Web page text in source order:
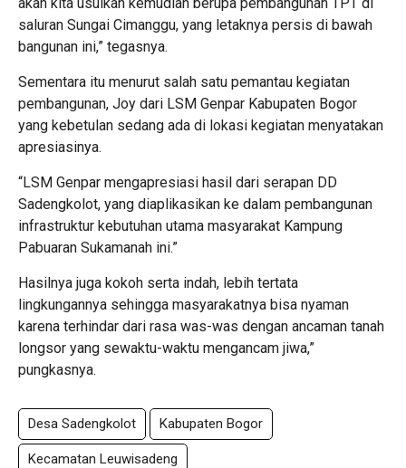
saluran Sungai Cimanggu, yang letaknya persis di bawah
bangunan ini,” tegasnya.
Sementara itu menurut salah satu pemantau kegiatan
pembangunan, Joy dari LSM Genpar Kabupaten Bogor
yang kebetulan sedang ada di lokasi kegiatan menyatakan
apresiasinya.
“LSM Genpar mengapresiasi hasil dari serapan DD
Sadengkolot, yang diaplikasikan ke dalam pembangunan
infrastruktur kebutuhan utama masyarakat Kampung
Pabuaran Sukamanah ini.”
Hasilnya juga kokoh serta indah, lebih tertata
lingkungannya sehingga masyarakatnya bisa nyaman
karena terhindar dari rasa was-was dengan ancaman tanah
longsor yang sewaktu-waktu mengancam jiwa,”
pungkasnya.
Desa Sadengkolot Kabupaten Bogor
Kecamatan Leuwisadeng